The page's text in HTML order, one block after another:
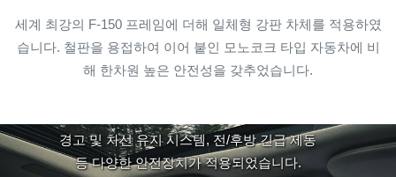
세계 최강의 F-150 프레임에 더해 일체형 강판 차체를 적용하였
습니다. 철판을 용접하여 이어 붙인 모노코크 타입 자동차에 비
해 한차원 높은 안전성을 갖추었습니다.
차선 이탈 경고 및 운전자 보조
경고 및 차선 유지 시스템, 전/후방 긴급 제동
등 다양한 안전장치가 적용되었습니다.